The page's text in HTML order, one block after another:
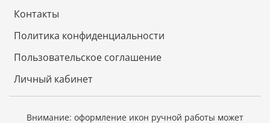
Контакты
Политика конфиденциальности
Пользовательское соглашение
Личный кабинет
Внимание: оформление икон ручной работы может